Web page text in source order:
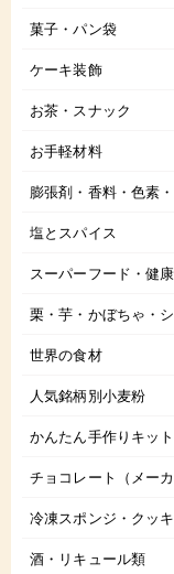
菓子・パン袋
ケーキ装飾
お茶・スナック
お手軽材料
膨張剤・香料・色素
塩とスパイス
スーパーフード・健
栗・芋・かぼちゃ・
世界の食材
人気銘柄別小麦粉
かんたん手作りキット
チョコレート（メーカ
冷凍スポンジ・クッ
酒・リキュール類